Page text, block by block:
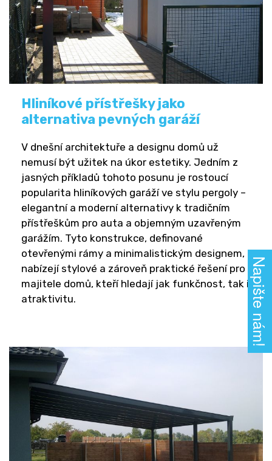
Hliníkové přístřešky jako
alternativa pevných garáží
V dnešní architektuře a designu domů už
nemusí být užitek na úkor estetiky. Jedním z
jasných příkladů tohoto posunu je rostoucí
popularita hliníkových garáží ve stylu pergoly –
elegantní a moderní alternativy k tradičním
přístřeškům pro auta a objemným uzavřeným
garážím. Tyto konstrukce, definované
otevřenými rámy a minimalistickým designem,
nabízejí stylové a zároveň praktické řešení pro
majitele domů, kteří hledají jak funkčnost, tak i
atraktivitu.
Napište nám!